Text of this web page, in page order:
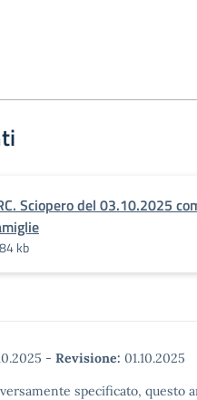
Sciopero del 03.10.2025
kb
- Revisione: 01.10.2025
specificato, questo